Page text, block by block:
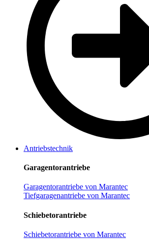
Antriebstechnik
Garagentorantriebe
Garagentorantriebe von Marantec
Tiefgaragenantriebe von Marantec
Schiebetorantriebe
Schiebetorantriebe von Marantec